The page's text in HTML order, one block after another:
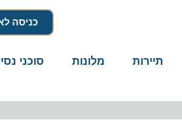
כניסה לאתר
תיירות מלונות סוכני נסיעות